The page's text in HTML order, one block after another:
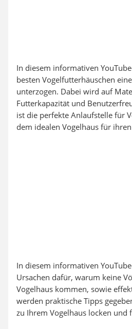
In diesem informativen
besten Vogelfutterhäuschen
unterzogen. Dabei wird auf
Futterkapazität und
ist die perfekte Anlaufstelle für
dem idealen Vogelhaus für
In diesem informativen
Ursachen dafür, warum keine
Vogelhaus kommen, sowie
werden praktische Tipps
zu Ihrem Vogelhaus locken und